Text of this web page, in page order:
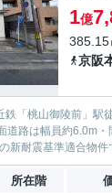
1億
385.15
京阪
「桃山御陵前」駅
道路は幅員約6.0m
築の新耐震基準適合
所在階